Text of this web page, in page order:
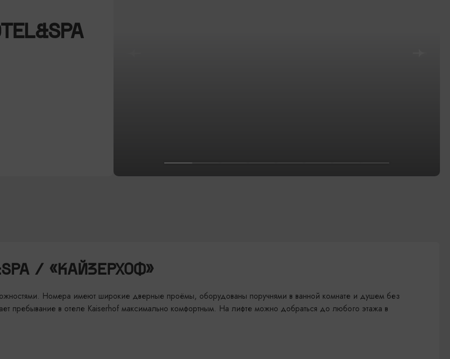
/ «КАЙЗЕРХОФ»
Номера имеют широкие дверные проёмы, оборудованы поручнями в ванной комнате и душем без
пребывание в отеле Kaiserhof максимально комфортным. На лифте можно добраться до любого этажа в